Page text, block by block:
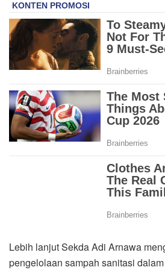
Lebih lanjut Sekda Adi Arnawa
pengelolaan sampah sanitasi